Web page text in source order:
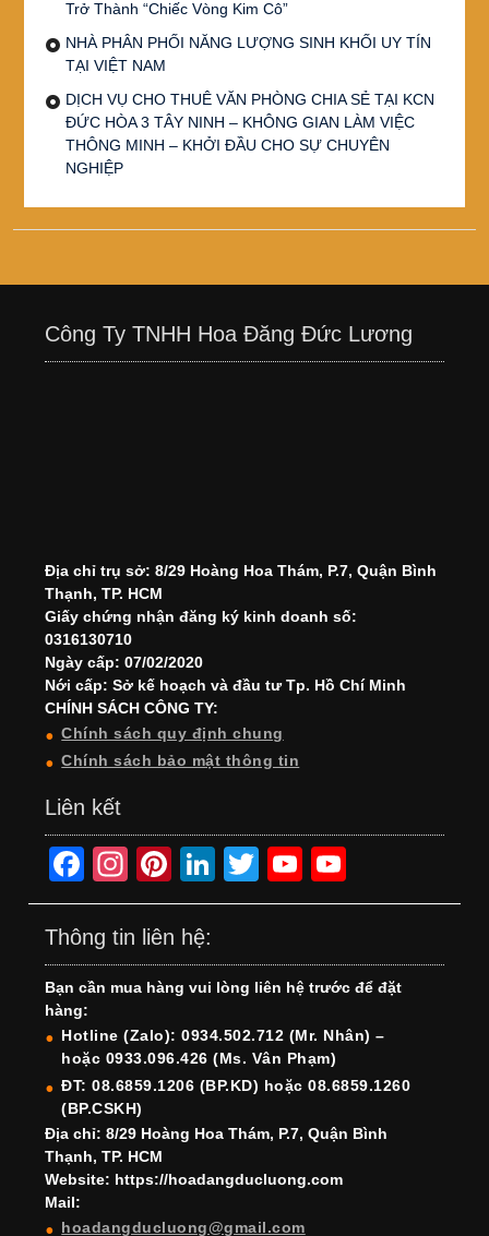
Trở Thành “Chiếc Vòng Kim Cô”
NHÀ PHÂN PHỐI NĂNG LƯỢNG SINH KHỐI UY TÍN
TẠI VIỆT NAM
DỊCH VỤ CHO THUÊ VĂN PHÒNG CHIA SẺ TẠI KCN
ĐỨC HÒA 3 TÂY NINH – KHÔNG GIAN LÀM VIỆC
THÔNG MINH – KHỞI ĐẦU CHO SỰ CHUYÊN
NGHIỆP
Công Ty TNHH Hoa Đăng Đức Lương
Địa chỉ trụ sở: 8/29 Hoàng Hoa Thám, P.7, Quận Bình
Thạnh, TP. HCM
Giấy chứng nhận đăng ký kinh doanh số:
0316130710
Ngày cấp: 07/02/2020
Nới cấp: Sở kế hoạch và đầu tư Tp. Hồ Chí Minh
CHÍNH SÁCH CÔNG TY:
Chính sách quy định chung
Chính sách bảo mật thông tin
Liên kết
F
a
c
e
b
o
o
k
In
st
a
gr
a
m
Pi
nt
er
e
st
Li
n
e
dI
n
T
wi
er
Y
o
T
u
b
e
o
T
u
b
e
h
Thông tin liên hệ:
Bạn cần mua hàng vui lòng liên hệ trước để đặt
hàng:
Hotline (Zalo): 0934.502.712 (Mr. Nhân) –
hoặc 0933.096.426 (Ms. Vân Phạm)
ĐT: 08.6859.1206 (BP.KD) hoặc 08.6859.1260
(BP.CSKH)
Địa chỉ: 8/29 Hoàng Hoa Thám, P.7, Quận Bình
Thạnh, TP. HCM
Website: https://hoadangducluong.com
Mail:
hoadangducluong@gmail.com